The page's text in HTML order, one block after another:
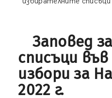
Заповед
списъци
избори за
2022 г.